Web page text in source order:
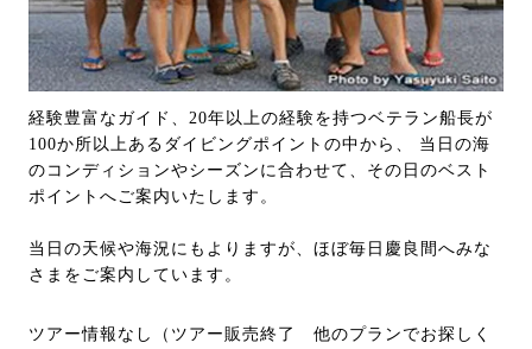
経験豊富なガイド、20年以上の経験を持つベテラン船長が
100か所以上あるダイビングポイントの中から、 当日の海
のコンディションやシーズンに合わせて、その日のベスト
ポイントへご案内いたします。
当日の天候や海況にもよりますが、ほぼ毎日慶良間へみな
さまをご案内しています。
ツアー情報なし（ツアー販売終了 他のプランでお探しく